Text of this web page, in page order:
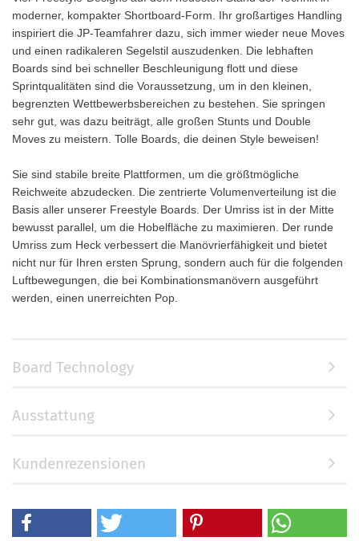
moderner, kompakter Shortboard-Form. Ihr großartiges Handling
inspiriert die JP-Teamfahrer dazu, sich immer wieder neue Moves
und einen radikaleren Segelstil auszudenken. Die lebhaften
Boards sind bei schneller Beschleunigung flott und diese
Sprintqualitäten sind die Voraussetzung, um in den kleinen,
begrenzten Wettbewerbsbereichen zu bestehen. Sie springen
sehr gut, was dazu beiträgt, alle großen Stunts und Double
Moves zu meistern. Tolle Boards, die deinen Style beweisen!
Sie sind stabile breite Plattformen, um die größtmögliche
Reichweite abzudecken. Die zentrierte Volumenverteilung ist die
Basis aller unserer Freestyle Boards. Der Umriss ist in der Mitte
bewusst parallel, um die Hobelfläche zu maximieren. Der runde
Umriss zum Heck verbessert die Manövrierfähigkeit und bietet
nicht nur für Ihren ersten Sprung, sondern auch für die folgenden
Luftbewegungen, die bei Kombinationsmanövern ausgeführt
werden, einen unerreichten Pop.
Board Technology
Ausstattung
Kundenrezensionen